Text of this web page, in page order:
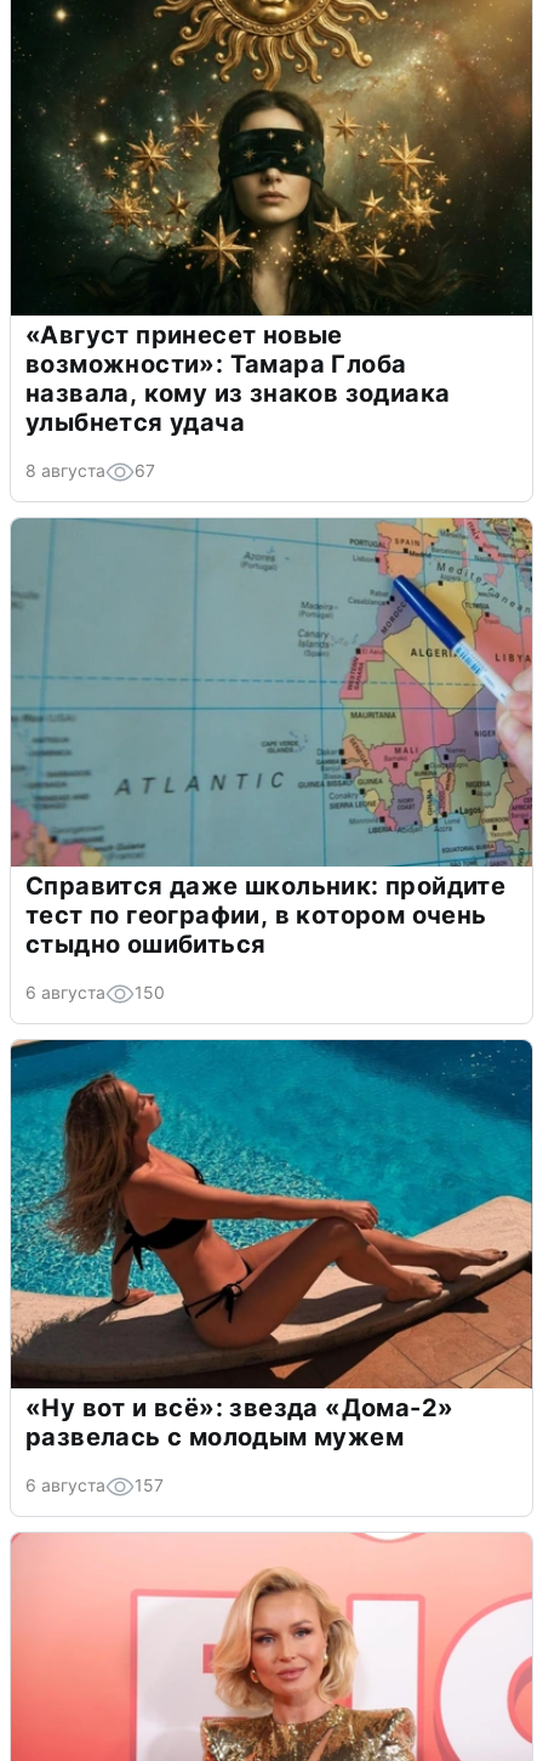
«Август принесет новые
возможности»: Тамара Глоба
назвала, кому из знаков зодиака
улыбнется удача
8 августа 67
Справится даже школьник: пройдите
тест по географии, в котором очень
стыдно ошибиться
6 августа 150
«Ну вот и всё»: звезда «Дома-2»
развелась с молодым мужем
6 августа 157